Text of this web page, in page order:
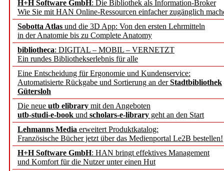
H+H Software GmbH: Die Bibliothek als Information-Broker
Wie Sie mit HAN Online-Ressourcen einfacher zugänglich
Sobotta Atlas und die 3D App: Von den ersten Lehrmitteln
in der Anatomie bis zu Complete Anatomy
bibliotheca: DIGITAL – MOBIL – VERNETZT
Ein rundes Bibliothekserlebnis für alle
Eine Entscheidung für Ergonomie und Kundenservice:
Automatisierte Rückgabe und Sortierung an derStadtbibliothek
Gütersloh
Die neue utb elibrary mit den Angeboten
utb-studi-e-book und scholars-e-library geht an den Start
Lehmanns Media erweitert Produktkatalog:
Französische Bücher jetzt über das Medienportal Le2B bestellen!
H+H Software GmbH: HAN bringt effektives Management
und Komfort für die Nutzer unter einen Hut
Francke Attempto
EBSCO Information
Recherchefunktionen in
Sorbisches Institut neu
Geschichte und
Künstliche Intelligenz
besser zu verstehen